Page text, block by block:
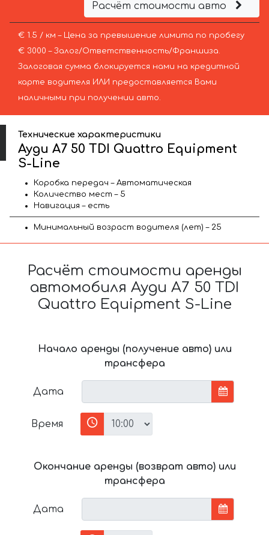
Расчёт стоимости авто
€ 1.5 / км – Цена за превышение лимита по пробегу
€ 3000 – Залог/Ответственность/Франшиза.
Залоговая сумма блокируется нами на кредитной
карте водителя ИЛИ предоставляется Вами
наличными при получении авто.
Технические характеристики
Ауди A7 50 TDI Quattro Equipment
S-Line
Коробка передач – Автоматическая
Количество мест – 5
Навигация – есть
Минимальный возраст водителя (лет) – 25
Расчёт стоимости аренды
автомобиля Ауди A7 50 TDI
Quattro Equipment S-Line
Начало аренды (получение авто) или
трансфера
Дата
Время
Окончание аренды (возврат авто) или
трансфера
Дата